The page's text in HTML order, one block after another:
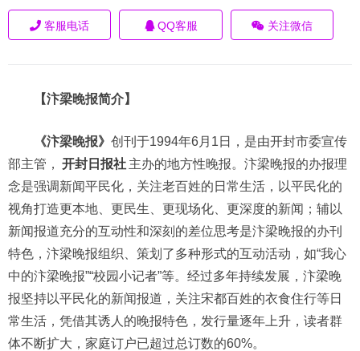
客服电话 QQ客服 关注微信
【汴梁晚报简介】
《汴梁晚报》 创刊于1994年6月1日，是由开封市委宣传
部主管， 开封日报社 主办的地方性晚报。汴梁晚报的办报理
念是强调新闻平民化，关注老百姓的日常生活，以平民化的
视角打造更本地、更民生、更现场化、更深度的新闻；辅以
新闻报道充分的互动性和深刻的差位思考是汴梁晚报的办刊
特色，汴梁晚报组织、策划了多种形式的互动活动，如“我心
中的汴梁晚报”“校园小记者”等。经过多年持续发展，汴梁晚
报坚持以平民化的新闻报道，关注宋都百姓的衣食住行等日
常生活，凭借其诱人的晚报特色，发行量逐年上升，读者群
体不断扩大，家庭订户已超过总订数的60%。